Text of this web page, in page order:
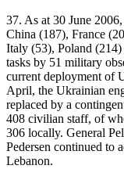
37. As at 30 June
China (187), France
Italy (53), Poland
tasks by 51 military
current deployment of
April, the Ukrainian
replaced by a
408 civilian staff, of
306 locally. General
Pedersen continued to
Lebanon.